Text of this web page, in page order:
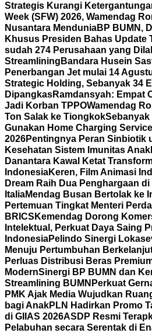
Strategis Kurangi
Week (SFW) 2026, Wamendag
Nusantara MenduniaBP BUMN,
Khusus Presiden Bahas Update
sudah 274 Perusahaan yang
Streamlining Bandara Husein
Penerbangan Jet mulai 14
Strategic Holding, Sebanyak 34
DipangkasRamdansyah: Empat
Jadi Korban TPPOWamendag
Ton Salak ke TiongkokSebanyak
Gunakan Home Charging
2026Pentingnya Peran Sinbiotik
Kesehatan Sistem Imunitas Anak
Danantara Kawal Ketat
IndonesiaKeren, Film Animasi
Dream Raih Dua Penghargaan
ItaliaMendag Busan Bertolak ke
Pertemuan Tingkat Menteri
BRICS Kemendag Dorong
Intelektual, Perkuat Daya Saing
IndonesiaPelindo Sinergi
Menuju Pertumbuhan
Perluas Distribusi Beras
ModernSinergi BP BUMN dan
Streamlining BUMN Perkuat
PMK Ajak Media Wujudkan
bagi AnakPLN Hadirkan Promo
di GIIAS 2026ASDP Resmi
Pelabuhan secara Serentak di